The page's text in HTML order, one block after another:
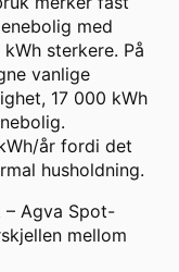
med
sterkere. På
vanlige
17 000 kWh
år fordi det
husholdning.
– Agva Spot-
mellom